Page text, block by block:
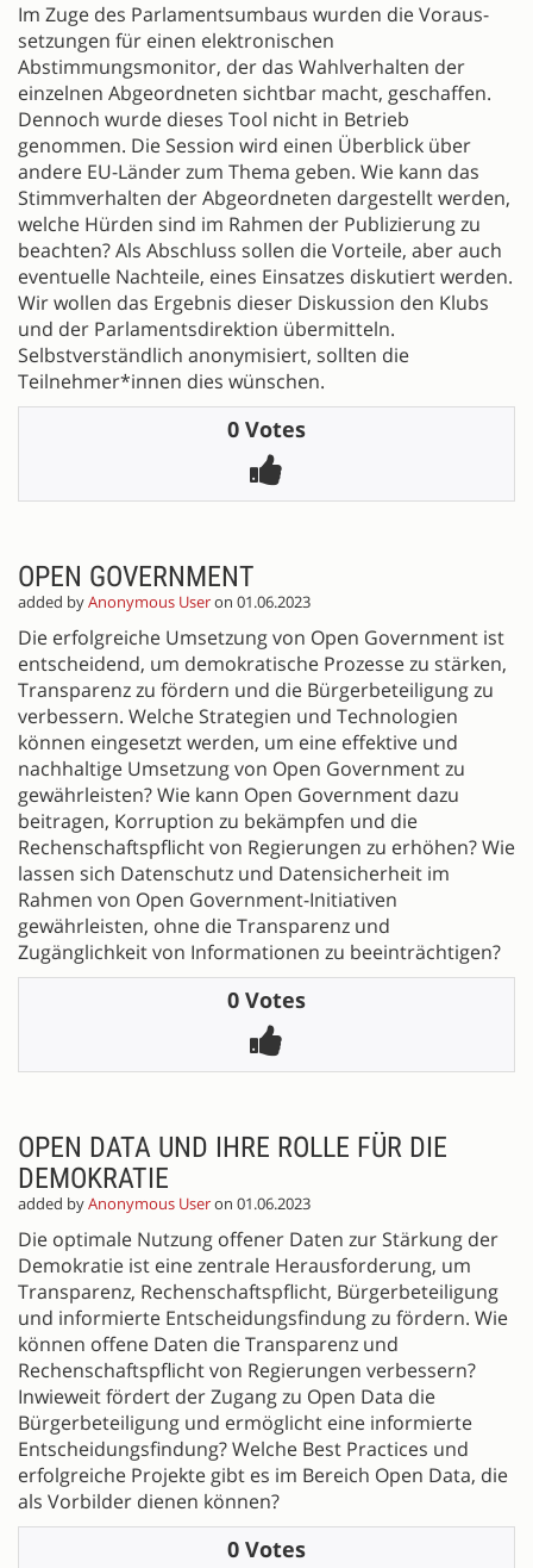
Im Zuge des Parlamentsumbaus wurden die Voraus-
setzungen für einen elektronischen
Abstimmungsmonitor, der das Wahlverhalten der
einzelnen Abgeordneten sichtbar macht, geschaffen.
Dennoch wurde dieses Tool nicht in Betrieb
genommen. Die Session wird einen Überblick über
andere EU-Länder zum Thema geben. Wie kann das
Stimmverhalten der Abgeordneten dargestellt werden,
welche Hürden sind im Rahmen der Publizierung zu
beachten? Als Abschluss sollen die Vorteile, aber auch
eventuelle Nachteile, eines Einsatzes diskutiert werden.
Wir wollen das Ergebnis dieser Diskussion den Klubs
und der Parlamentsdirektion übermitteln.
Selbstverständlich anonymisiert, sollten die
Teilnehmer*innen dies wünschen.
0 Votes
OPEN GOVERNMENT
added byAnonymous Useron 01.06.2023
Die erfolgreiche Umsetzung von Open Government ist
entscheidend, um demokratische Prozesse zu stärken,
Transparenz zu fördern und die Bürgerbeteiligung zu
verbessern. Welche Strategien und Technologien
können eingesetzt werden, um eine effektive und
nachhaltige Umsetzung von Open Government zu
gewährleisten? Wie kann Open Government dazu
beitragen, Korruption zu bekämpfen und die
Rechenschaftspflicht von Regierungen zu erhöhen? Wie
lassen sich Datenschutz und Datensicherheit im
Rahmen von Open Government-Initiativen
gewährleisten, ohne die Transparenz und
Zugänglichkeit von Informationen zu beeinträchtigen?
0 Votes
OPEN DATA UND IHRE ROLLE FÜR DIE
DEMOKRATIE
added byAnonymous Useron 01.06.2023
Die optimale Nutzung offener Daten zur Stärkung der
Demokratie ist eine zentrale Herausforderung, um
Transparenz, Rechenschaftspflicht, Bürgerbeteiligung
und informierte Entscheidungsfindung zu fördern. Wie
können offene Daten die Transparenz und
Rechenschaftspflicht von Regierungen verbessern?
Inwieweit fördert der Zugang zu Open Data die
Bürgerbeteiligung und ermöglicht eine informierte
Entscheidungsfindung? Welche Best Practices und
erfolgreiche Projekte gibt es im Bereich Open Data, die
als Vorbilder dienen können?
0 Votes